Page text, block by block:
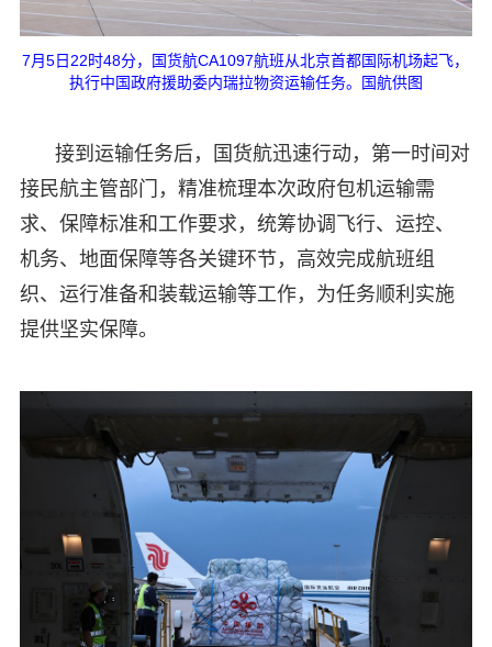
7月5日22时48分，国货航CA1097航班从北京首都国际机场起飞，
执行中国政府援助委内瑞拉物资运输任务。国航供图
接到运输任务后，国货航迅速行动，第一时间对
接民航主管部门，精准梳理本次政府包机运输需
求、保障标准和工作要求，统筹协调飞行、运控、
机务、地面保障等各关键环节，高效完成航班组
织、运行准备和装载运输等工作，为任务顺利实施
提供坚实保障。